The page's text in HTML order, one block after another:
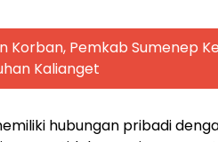
Korban, Pemkab Sumenep
Kalianget
hubungan pribadi